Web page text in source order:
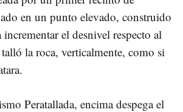
en un punto elevado, construido
incrementar el desnivel respecto al
la roca, verticalmente, como si
Peratallada, encima despega el